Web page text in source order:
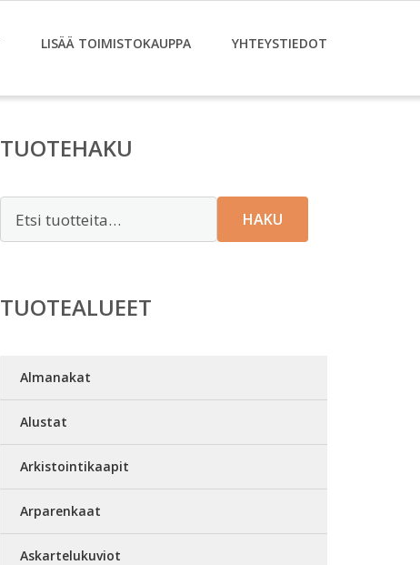
LISÄÄ TOIMISTOKAUPPA YHTEYSTIEDOT
TUOTEHAKU
HAKU
TUOTEALUEET
Almanakat
Alustat
Arkistointikaapit
Arparenkaat
Askartelukuviot